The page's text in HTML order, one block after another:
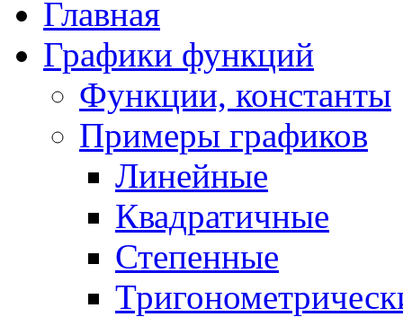
Главная
Графики функций
Функции, константы
Примеры графиков
Линейные
Квадратичные
Степенные